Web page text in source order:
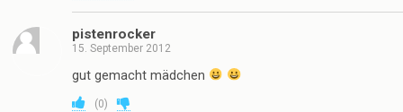
pistenrocker
15. September 2012
gut gemacht mädchen
(0)